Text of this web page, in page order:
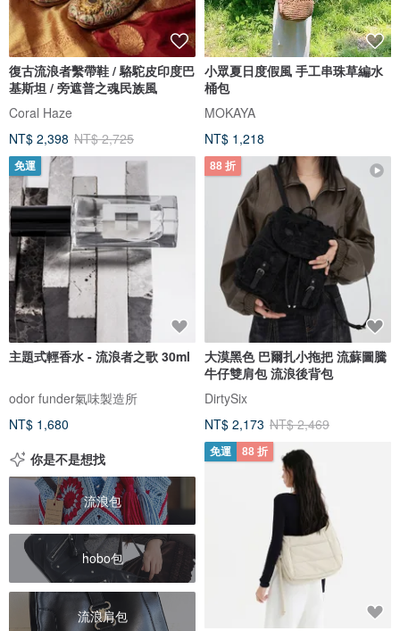
復古流浪者繫帶鞋 / 駱駝皮印度巴
基斯坦 / 旁遮普之魂民族風
Coral Haze
NT$ 2,398 NT$ 2,725
小眾夏日度假風 手工串珠草編水
桶包
MOKAYA
NT$ 1,218
免運
主題式輕香水 - 流浪者之歌 30ml
odor funder氣味製造所
NT$ 1,680
88 折
大漠黑色 巴爾扎小拖把 流蘇圖騰
牛仔雙肩包 流浪後背包
DirtySix
NT$ 2,173 NT$ 2,469
你是不是想找
流浪包
hobo包
流浪肩包
免運 88 折